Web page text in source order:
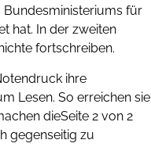
Bundesministeriums für
hat. In der zweiten
fortschreiben.
ihre
Lesen. So erreichen sie
dieSeite 2 von 2
gegenseitig zu